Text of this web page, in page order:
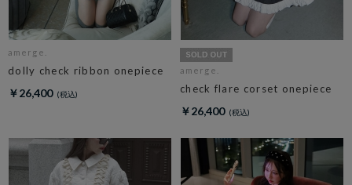
amerge.
dolly check ribbon onepiece
￥26,400
amerge.
check flare corset onepiece
￥26,400